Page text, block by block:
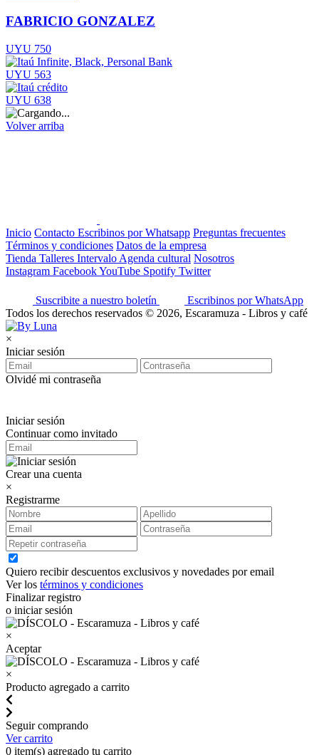
FABRICIO GONZALEZ
UYU 750
UYU 563
UYU 638
Volver arriba
Inicio Contacto Escribinos por Whatsapp Preguntas frecuentes
Términos y condiciones Datos de la empresa
Tienda Talleres Intervalo Agenda cultural Nosotros
Instagram FacebookYouTube Spotify Twitter
Suscribite a nuestro boletín
Escribinos por WhatsApp
Todos los derechos reservados © 2026, Escaramuza - Libros y café
×
Iniciar sesión
Olvidé mi contraseña
Iniciar sesión
Continuar como invitado
Crear una cuenta
×
Registrarme
Quiero recibir descuentos exclusivos y novedades por email
Ver los términos y condiciones
Finalizar registro
o iniciar sesión
×
Aceptar
×
Producto agregado a carrito
Seguir comprando
Ver carrito
0 item(s) agregado tu carrito